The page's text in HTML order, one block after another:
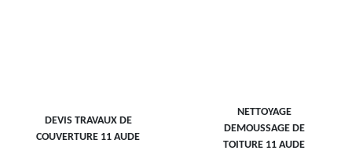
DEVIS TRAVAUX DE
COUVERTURE 11 AUDE
NETTOYAGE
DEMOUSSAGE DE
TOITURE 11 AUDE